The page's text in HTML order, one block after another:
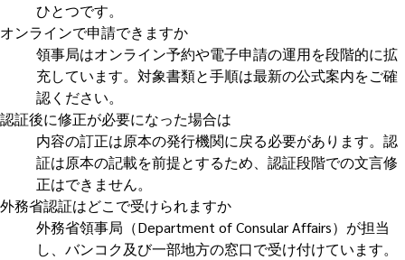
ひとつです。
オンラインで申請できますか
領事局はオンライン予約や電子申請の運用を段階的に拡
充しています。対象書類と手順は最新の公式案内をご確
認ください。
認証後に修正が必要になった場合は
内容の訂正は原本の発行機関に戻る必要があります。認
証は原本の記載を前提とするため、認証段階での文言修
正はできません。
外務省認証はどこで受けられますか
外務省領事局（Department of Consular Affairs）が担当
し、バンコク及び一部地方の窓口で受け付けています。